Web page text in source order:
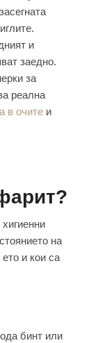
и
заедно.
за
реална
в очитеи
на
и кои са
бинт или